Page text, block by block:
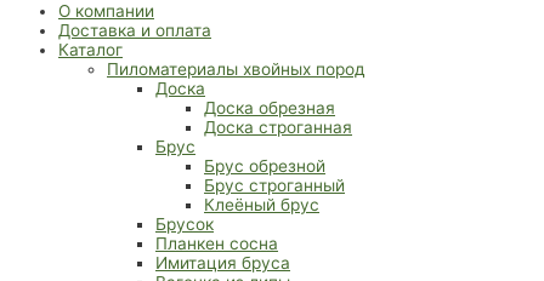
О компании
Доставка и оплата
Каталог
Пиломатериалы хвойных пород
Доска
Доска обрезная
Доска строганная
Брус
Брус обрезной
Брус строганный
Клеёный брус
Брусок
Планкен сосна
Имитация бруса